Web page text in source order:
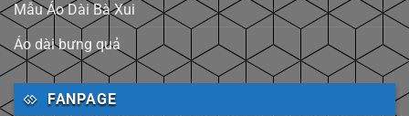
Mẫu Áo Dài Bà Xui
Áo dài bưng quả
FANPAGE